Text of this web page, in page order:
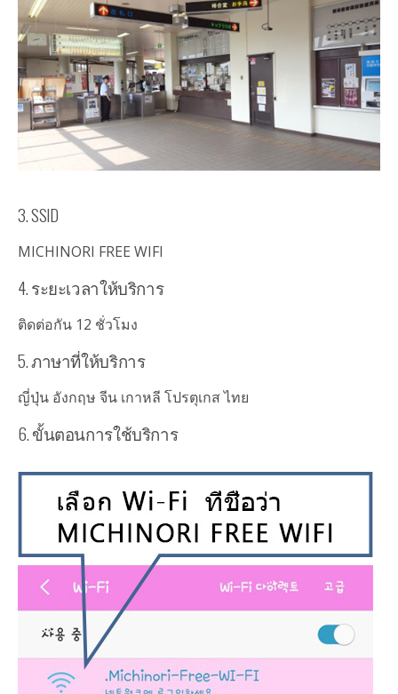
3. SSID
MICHINORI FREE WIFI
4. ระยะเวลาให้บริการ
ติดต่อกัน 12 ชั่วโมง
5. ภาษาที่ให้บริการ
ญี่ปุ่น อังกฤษ จีน เกาหลี โปรตุเกส ไทย
6. ขั้นตอนการใช้บริการ